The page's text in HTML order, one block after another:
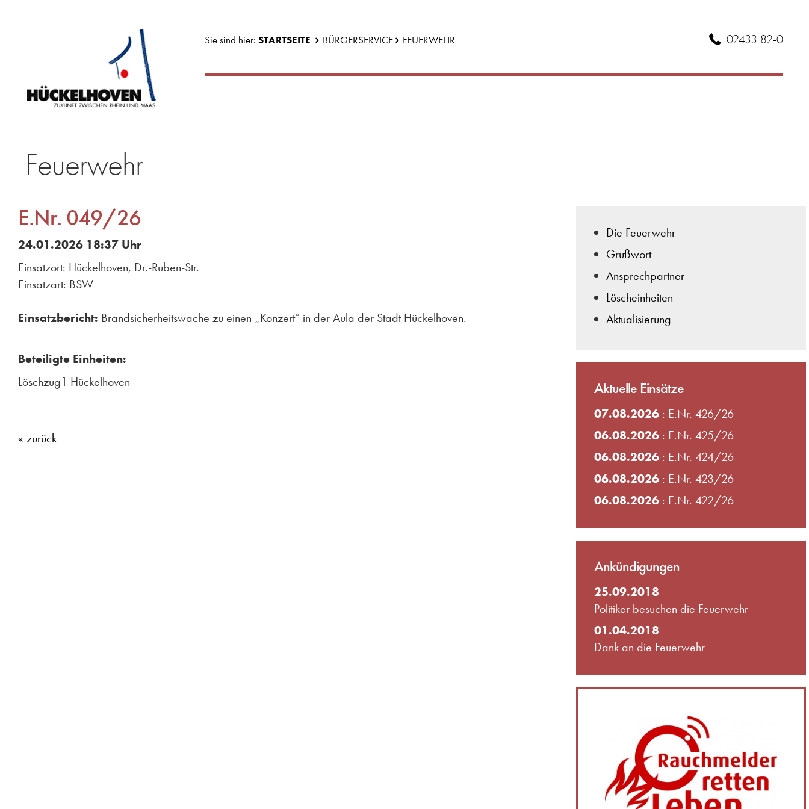
Sie sind hier:STARTSEITE BÜRGERSERVICE FEUERWEHR 02433 82-0
Feuerwehr
E.Nr. 049/26
24.01.2026 18:37 Uhr
Einsatzort: Hückelhoven, Dr.-Ruben-Str.
Einsatzart: BSW
Einsatzbericht: Brandsicherheitswache zu einen „Konzert“ in der Aula der Stadt Hückelhoven.
Beteiligte Einheiten:
Löschzug1 Hückelhoven
« zurück
Die Feuerwehr
Grußwort
Ansprechpartner
Löscheinheiten
Aktualisierung
Aktuelle Einsätze
07.08.2026: E.Nr. 426/26
06.08.2026: E.Nr. 425/26
06.08.2026: E.Nr. 424/26
06.08.2026: E.Nr. 423/26
06.08.2026: E.Nr. 422/26
Ankündigungen
25.09.2018
Politiker besuchen die Feuerwehr
01.04.2018
Dank an die Feuerwehr